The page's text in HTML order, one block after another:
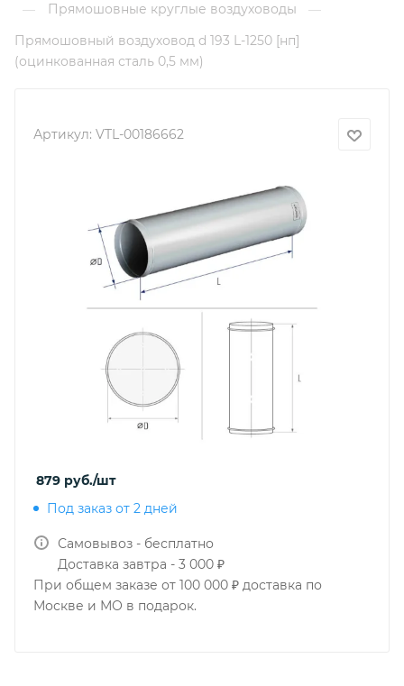
— Прямошовные круглые воздуховоды
—
Прямошовный воздуховод d 193 L-1250 [нп]
(оцинкованная сталь 0,5 мм)
Артикул: VTL-00186662
879 руб./шт
Под заказ от 2 дней
Самовывоз - бесплатно
Доставка завтра - 3 000 ₽
При общем заказе от 100 000 ₽ доставка по
Москве и МО в подарок.